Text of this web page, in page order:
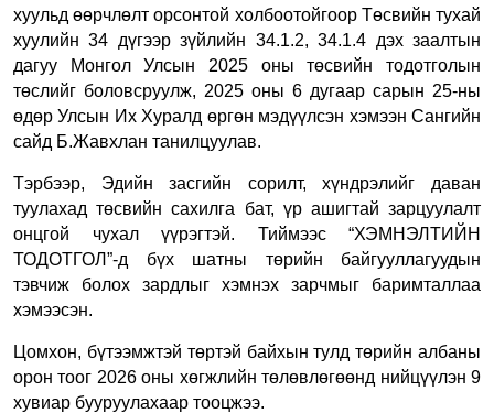
хуульд өөрчлөлт орсонтой холбоотойгоор Төсвийн тухай
хуулийн 34 дүгээр зүйлийн 34.1.2, 34.1.4 дэх заалтын
дагуу Монгол Улсын 2025 оны төсвийн тодотголын
төслийг боловсруулж, 2025 оны 6 дугаар сарын 25-ны
өдөр Улсын Их Хуралд өргөн мэдүүлсэн хэмээн Сангийн
сайд Б.Жавхлан танилцуулав.
Тэрбээр, Эдийн засгийн сорилт, хүндрэлийг даван
туулахад төсвийн сахилга бат, үр ашигтай зарцуулалт
онцгой чухал үүрэгтэй. Тиймээс “ХЭМНЭЛТИЙН
ТОДОТГОЛ”-д бүх шатны төрийн байгууллагуудын
тэвчиж болох зардлыг хэмнэх зарчмыг баримталлаа
хэмээсэн.
Цомхон, бүтээмжтэй төртэй байхын тулд төрийн албаны
орон тоог 2026 оны хөгжлийн төлөвлөгөөнд нийцүүлэн 9
хувиар бууруулахаар тооцжээ.